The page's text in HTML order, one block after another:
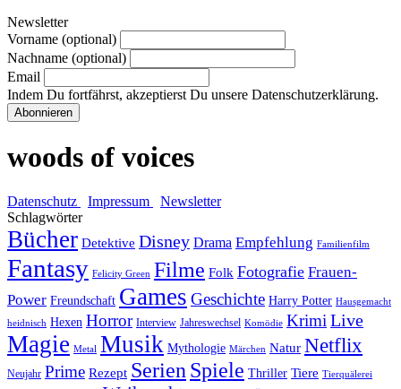
Newsletter
Vorname (optional)
Nachname (optional)
Email
Indem Du fortfährst, akzeptierst Du unsere Datenschutzerklärung.
woods of voices
Datenschutz Impressum
Newsletter
Schlagwörter
Bücher Detektive Disney Drama Empfehlung Familienfilm
Fantasy Felicity Green Filme Folk Fotografie Frauen-
Power Freundschaft Games Geschichte Harry Potter Hausgemacht
heidnisch Hexen Horror Interview Jahreswechsel Komödie Krimi Live
Magie Metal Musik Mythologie Märchen Natur Netflix
Neujahr Prime Rezept Serien Spiele Thriller Tiere Tierquälerei